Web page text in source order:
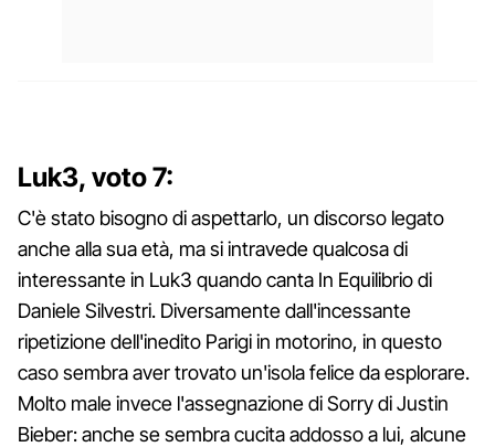
Luk3, voto 7:
C'è stato bisogno di aspettarlo, un discorso legato
anche alla sua età, ma si intravede qualcosa di
interessante in Luk3 quando canta In Equilibrio di
Daniele Silvestri. Diversamente dall'incessante
ripetizione dell'inedito Parigi in motorino, in questo
caso sembra aver trovato un'isola felice da esplorare.
Molto male invece l'assegnazione di Sorry di Justin
Bieber: anche se sembra cucita addosso a lui, alcune